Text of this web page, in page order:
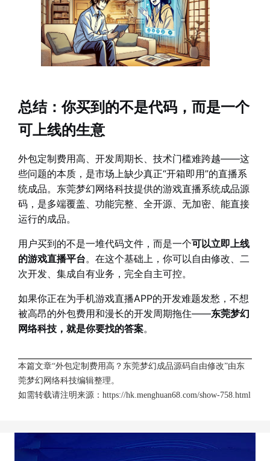
总结：你买到的不是代码，而是一个
可上线的生意
外包定制费用高、开发周期长、技术门槛难跨越——这
些问题的本质，是市场上缺少真正“开箱即用”的直播系
统成品。东莞梦幻网络科技提供的游戏直播系统成品源
码，是多端覆盖、功能完整、全开源、无加密、能直接
运行的成品。
用户买到的不是一堆代码文件，而是一个可以立即上线
的游戏直播平台。在这个基础上，你可以自由修改、二
次开发、集成自有业务，完全自主可控。
如果你正在为手机游戏直播APP的开发难题发愁，不想
被高昂的外包费用和漫长的开发周期拖住——东莞梦幻
网络科技，就是你要找的答案。
本篇文章“外包定制费用高？东莞梦幻成品源码自由修改”由东
莞梦幻网络科技编辑整理。
如需转载请注明来源： https://hk.menghuan68.com/show-758.html